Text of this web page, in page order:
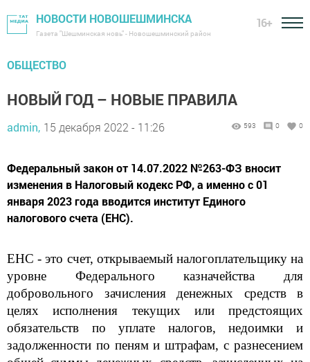
НОВОСТИ НОВОШЕШМИНСКА
Газета "Шешминская новь" - Новошешминский район
16+
ОБЩЕСТВО
НОВЫЙ ГОД – НОВЫЕ ПРАВИЛА
admin, 15 декабря 2022 - 11:26 593 0 0
Федеральный закон от 14.07.2022 №263-ФЗ вносит
изменения в Налоговый кодекс РФ, а именно с 01
января 2023 года вводится институт Единого
налогового счета (ЕНС).
ЕНС - это счет, открываемый налогоплательщику на
уровне Федерального казначейства для
добровольного зачисления денежных средств в
целях исполнения текущих или предстоящих
обязательств по уплате налогов, недоимки и
задолженности по пеням и штрафам, с разнесением